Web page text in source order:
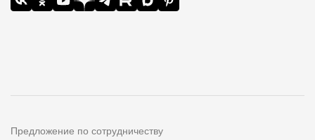
Предложение по сотрудничеству